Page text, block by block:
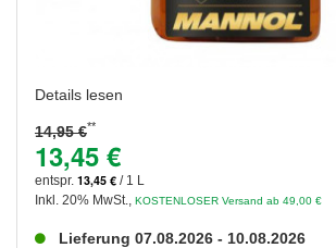
Details lesen
14,95 €**
13,45 €
entspr. 13,45 € / 1 L
Inkl. 20% MwSt.
KOSTENLOSER Versand ab 49,00 €
Lieferung 07.08.2026 - 10.08.2026